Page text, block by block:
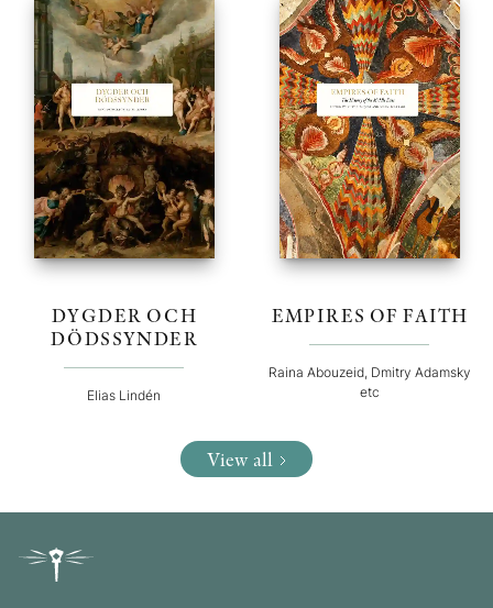
DYGDER OCH
DÖDSSYNDER
Elias Lindén
EMPIRES OF FAITH
Raina Abouzeid, Dmitry Adamsky
etc
View all